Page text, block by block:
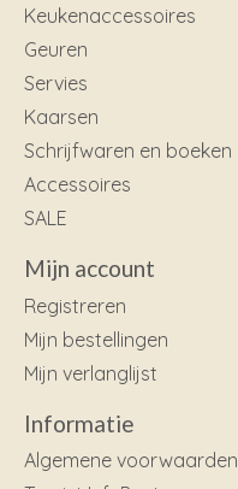
Keukenaccessoires
Geuren
Servies
Kaarsen
Schrijfwaren en boeken
Accessoires
SALE
Mijn account
Registreren
Mijn bestellingen
Mijn verlanglijst
Informatie
Algemene voorwaarden